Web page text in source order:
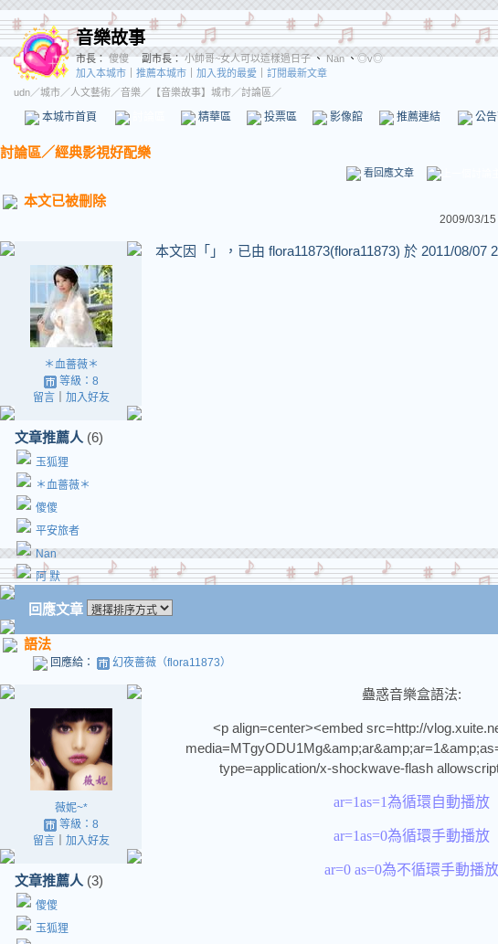
音樂故事
市長： 傻傻 副市長： 小帥哥~女人可以這樣過日子、 Nan、◎v◎
加入本城市
推薦本城市 加入我的最愛
訂閱最新文章
udn／城市／人文藝術／音樂／ 【音樂故事】城市／討論區／
本城市首頁 精華區 投票區 影像館 推薦連結 公告
討論區／經典影視好配樂
看回應文章
本文已被刪除
2009/03/
＊血薔薇＊
等級：8
留言｜ 加入好友
文章推薦人 (6)
玉狐狸
＊血薔薇＊
傻傻
平安旅者
Nan
阿 默
本文因「」，已由 flora11873(flora11873) 於 2011/08/07
回應文章
語法
回應給： 幻夜薔薇（flora11873）
薇妮~*
等級：8
留言｜ 加入好友
文章推薦人 (3)
傻傻
玉狐狸
蠱惑音樂盒語法:
<p align=center><embed src=http://
type=application/x-shockwave-flash
ar=1as=1為循環自動播放
ar=1as=0為循環手動播放
ar=0 as=0為不循環手動播放